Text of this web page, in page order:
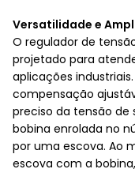
Versatilidade e
O regulador de
projetado para
aplicações
compensação
preciso da tensão de
bobina enrolada no
por uma escova. Ao
escova com a